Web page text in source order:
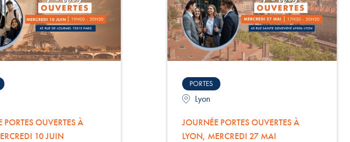
PORTES OUVERTES À
10 JUIN
PORTES
Lyon
JOURNÉE PORTES OUVERTES À
LYON, MERCREDI 27 MAI